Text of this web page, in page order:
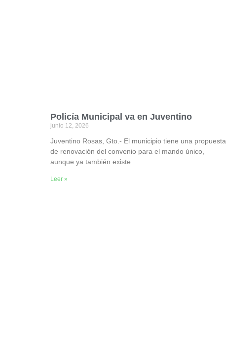
Policía Municipal va en Juventino
junio 12, 2026
Juventino Rosas, Gto.- El municipio tiene una propuesta
de renovación del convenio para el mando único,
aunque ya también existe
Leer »